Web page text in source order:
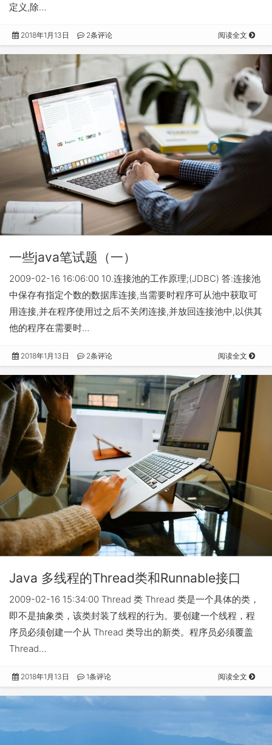
定义,除…
2018年1月13日 2条评论 阅读全文
一些java笔试题（一）
2009-02-16 16:06:00 10.连接池的工作原理;(JDBC) 答:连接池
中保存有指定个数的数据库连接,当需要时程序可从池中获取可
用连接,并在程序使用过之后不关闭连接,并放回连接池中,以供其
他的程序在需要时…
2018年1月13日 2条评论 阅读全文
Java 多线程的Thread类和Runnable接口
2009-02-16 15:34:00 Thread 类 Thread 类是一个具体的类，
即不是抽象类，该类封装了线程的行为。要创建一个线程，程
序员必须创建一个从 Thread 类导出的新类。程序员必须覆盖
Thread…
2018年1月13日 1条评论 阅读全文